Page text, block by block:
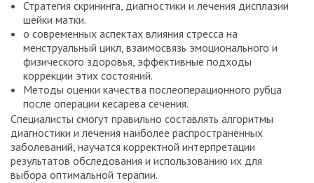
Стратегия скрининга, диагностики и лечения дисплазии
шейки матки.
о современных аспектах влияния стресса на
менструальный цикл, взаимосвязь эмоционального и
физического здоровья, эффективные подходы
коррекции этих состояний.
Методы оценки качества послеоперационного рубца
после операции кесарева сечения.
Специалисты смогут правильно составлять алгоритмы
диагностики и лечения наиболее распространенных
заболеваний, научатся корректной интерпретации
результатов обследования и использованию их для
выбора оптимальной терапии.